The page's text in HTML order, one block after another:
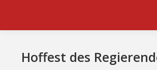
Hoffest des